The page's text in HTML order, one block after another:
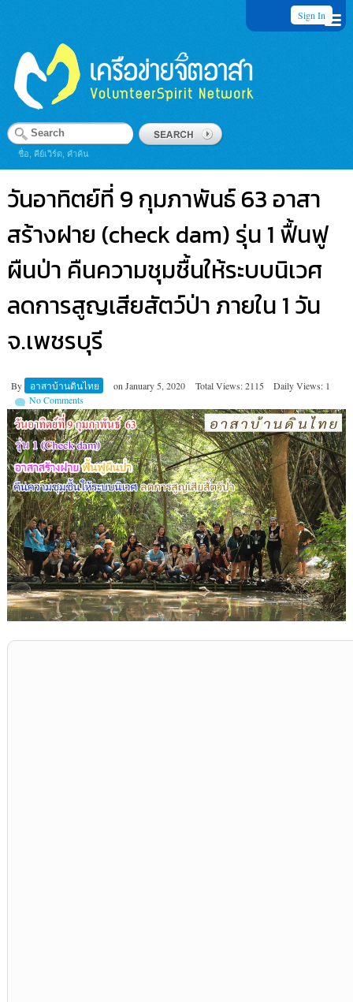
Sign In
ชื่อ, คีย์เวิร์ด, คำค้น
วันอาทิตย์ที่ 9 กุมภาพันธ์ 63 อาสา
สร้างฝาย (check dam) รุ่น 1 ฟื้นฟู
ผืนป่า คืนความชุมชื้นให้ระบบนิเวศ
ลดการสูญเสียสัตว์ป่า ภายใน 1 วัน
จ.เพชรบุรี
By อาสาบ้านดินไทย on January 5, 2020 Total Views: 2115
Daily Views: 1
No Comments